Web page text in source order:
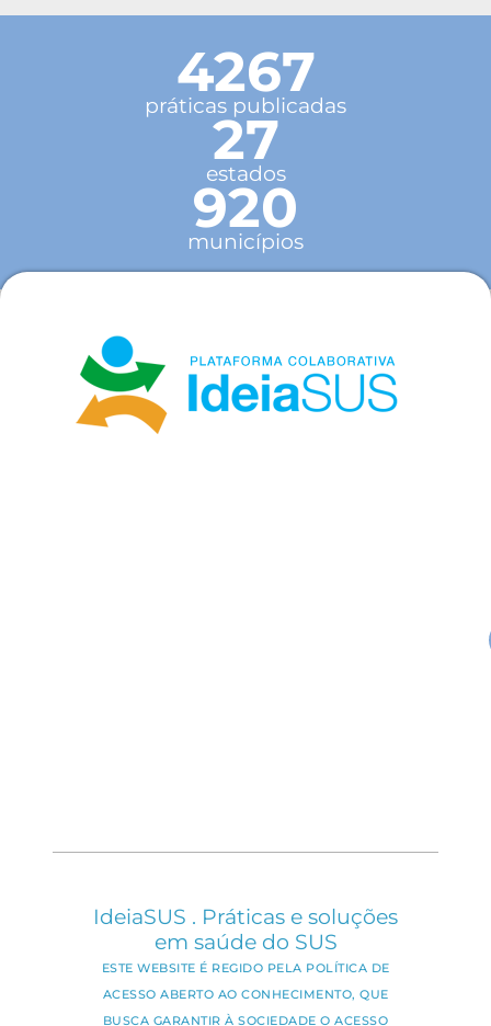
4267
práticas publicadas
27
estados
920
municípios
IdeiaSUS . Práticas e soluções
em saúde do SUS
ESTE WEBSITE É REGIDO PELA POLÍTICA DE
ACESSO ABERTO AO CONHECIMENTO, QUE
BUSCA GARANTIR À SOCIEDADE O ACESSO